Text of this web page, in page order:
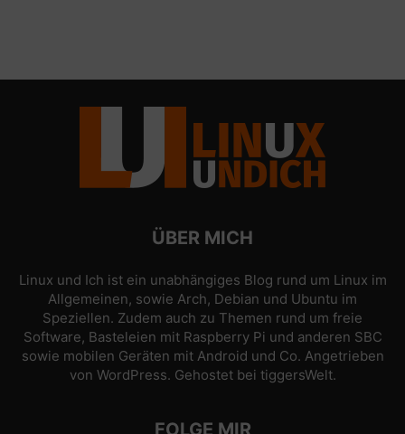
ÜBER MICH
Linux und Ich ist ein unabhängiges Blog rund um Linux im
Allgemeinen, sowie Arch, Debian und Ubuntu im
Speziellen. Zudem auch zu Themen rund um freie
Software, Basteleien mit Raspberry Pi und anderen SBC
sowie mobilen Geräten mit Android und Co. Angetrieben
von WordPress. Gehostet bei tiggersWelt.